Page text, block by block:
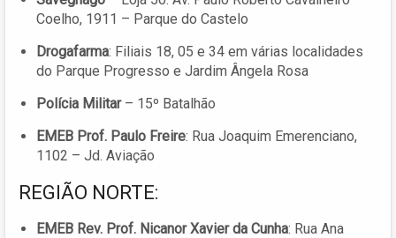
Coelho, 1911 – Parque do Castelo
Drogafarma: Filiais 18, 05 e 34 em várias localidades
do Parque Progresso e Jardim Ângela Rosa
Polícia Militar– 15º Batalhão
EMEB Prof. Paulo Freire: Rua Joaquim Emerenciano,
1102 – Jd. Aviação
REGIÃO NORTE:
EMEB Rev. Prof. Nicanor Xavier da Cunha: Rua Ana